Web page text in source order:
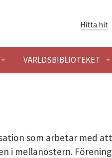
Hitta hit
VÄRLDSBIBLIOTEKET
VÄRLDSLITTERATUR
som arbetar med
i mellanöstern.